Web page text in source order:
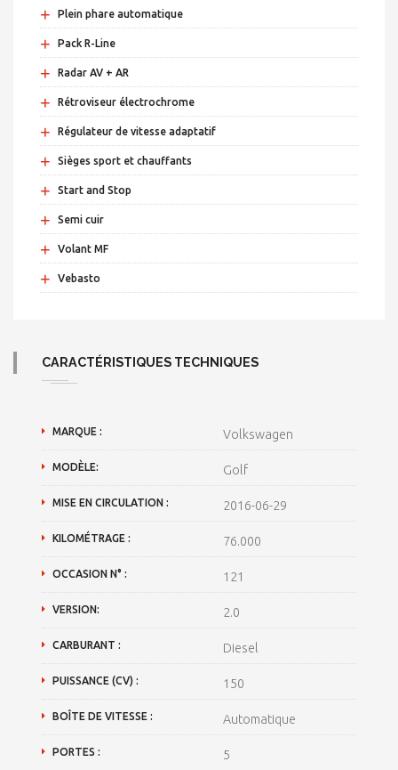
+ Plein phare automatique
+ Pack R-Line
+ Radar AV + AR
+ Rétroviseur électrochrome
+ Régulateur de vitesse adaptatif
+ Sièges sport et chauffants
+ Start and Stop
+ Semi cuir
+ Volant MF
+ Vebasto
CARACTÉRISTIQUES TECHNIQUES
MARQUE : Volkswagen
MODÈLE: Golf
MISE EN CIRCULATION : 2016-06-29
KILOMÉTRAGE : 76.000
OCCASION N° : 121
VERSION: 2.0
CARBURANT : Diesel
PUISSANCE (CV) : 150
BOÎTE DE VITESSE : Automatique
PORTES : 5